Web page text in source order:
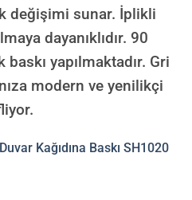
değişimi sunar. İplikli
dayanıklıdır. 90
yapılmaktadır. Gri
modern ve yenilikçi